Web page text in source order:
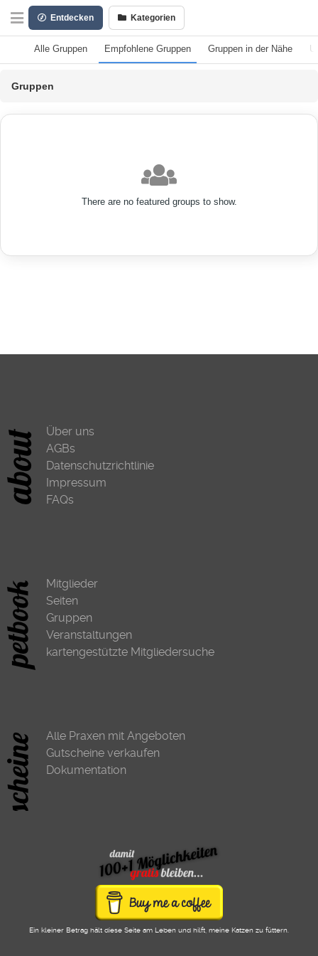
Entdecken Kategorien
Alle Gruppen Empfohlene Gruppen Gruppen in der Nähe
Gruppen
There are no featured groups to show.
Über uns
AGBs
Datenschutzrichtlinie
Impressum
FAQs
Mitglieder
Seiten
Gruppen
Veranstaltungen
kartengestützte Mitgliedersuche
Alle Praxen mit Angeboten
Gutscheine verkaufen
Dokumentation
Ein kleiner Betrag hält diese Seite am Leben und hilft, meine Katzen zu füttern.